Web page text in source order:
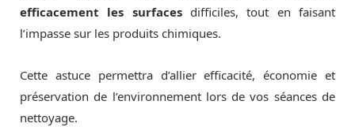
efficacement les surfacesdifficiles, tout en faisant
l’impasse sur les produits chimiques.
Cette astuce permettra d’allier efficacité, économie et
préservation de l’environnement lors de vos séances de
nettoyage.